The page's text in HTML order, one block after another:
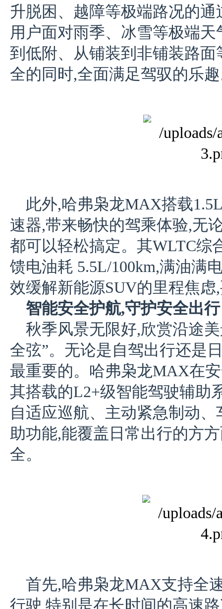
升脱困、越障等极端路况的
用户面对雨季、冰雪等极端
到低附、从铺装到非铺装路
全的同时,全面满足驾驭的乐
此外,哈弗枭龙MAX搭载
速器,带来畅快的驾乘体验,无
都可以轻松搞定。其WLTC综
馈电油耗 5.5L/100km,满油满
效缓解新能源SUV的里程焦
智能安全护航,守护安全出行
秋季风景无限好,欣赏沿途
全弦”。无论是自驾出行还是
最重要的。哈弗枭龙MAX在
其搭载的L2+级智能驾驶辅助
自适应巡航、主动紧急制动
助功能,能覆盖日常出行的方
全。
首先,哈弗枭龙MAX支持全
行驶,特别是在长时间的高速